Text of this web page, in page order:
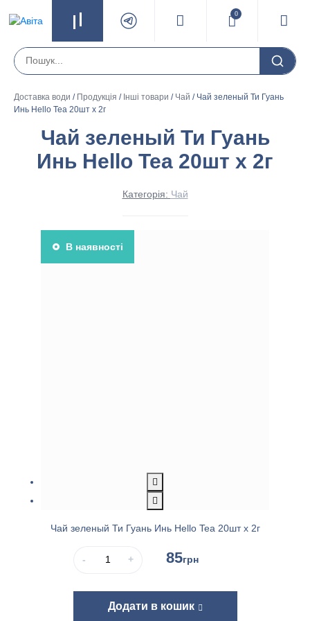
0
Доставка води / Продукція / Інші товари / Чай / Чай зеленый Ти Гуань
Инь Hello Tea 20шт х 2г
Чай зеленый Ти Гуань
Инь Hello Tea 20шт х 2г
Категорія: Чай
В наявності
Чай зеленый Ти Гуань Инь Hello Tea 20шт х 2г
- + 85грн
Додати в кошик